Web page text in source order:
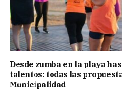
Desde zumba en la playa
talentos: todas las
Municipalidad